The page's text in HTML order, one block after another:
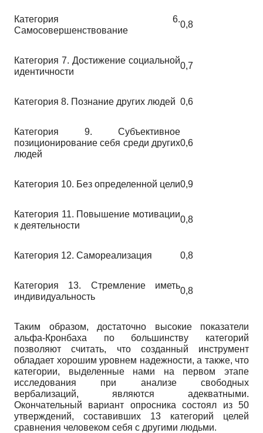
Категория 6.
Самосовершенствование
0,8
Категория 7. Достижение социальной
идентичности
0,7
Категория 8. Познание других людей 0,6
Категория 9. Субъективное
позиционирование себя среди других
людей
0,6
Категория 10. Без определенной цели0,9
Категория 11. Повышение мотивации
к деятельности
0,8
Категория 12. Самореализация 0,8
Категория 13. Стремление иметь
индивидуальность
0,8
Таким образом, достаточно высокие показатели
альфа-Кронбаха по большинству категорий
позволяют считать, что созданный инструмент
обладает хорошим уровнем надежности, а также, что
категории, выделенные нами на первом этапе
исследования при анализе свободных
вербализаций, являются адекватными.
Окончательный вариант опросника состоял из 50
утверждений, составивших 13 категорий целей
сравнения человеком себя с другими людьми.